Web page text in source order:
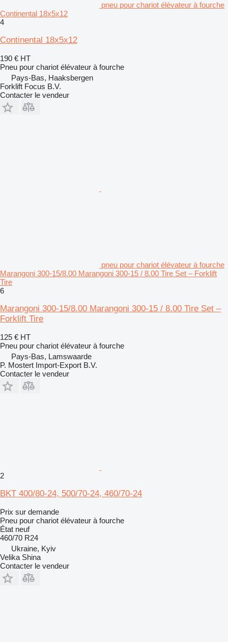
pneu pour chariot élévateur à fourche
Continental 18x5x12
4
Continental 18x5x12
190 € HT
Pneu pour chariot élévateur à fourche
Pays-Bas, Haaksbergen
Forklift Focus B.V.
Contacter le vendeur
pneu pour chariot élévateur à fourche
Marangoni 300-15/8.00 Marangoni 300-15 / 8.00 Tire Set – Forklift
Tire
6
Marangoni 300-15/8.00 Marangoni 300-15 / 8.00 Tire Set –
Forklift Tire
125 € HT
Pneu pour chariot élévateur à fourche
Pays-Bas, Lamswaarde
P. Mostert Import-Export B.V.
Contacter le vendeur
2
BKT 400/80-24, 500/70-24, 460/70-24
Prix sur demande
Pneu pour chariot élévateur à fourche
État neuf
460/70 R24
Ukraine, Kyiv
Velika Shina
Contacter le vendeur